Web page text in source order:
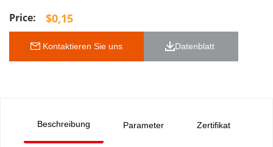
$0,15
Kontaktieren Sie uns Datenblatt
Beschreibung Parameter Zertifikat